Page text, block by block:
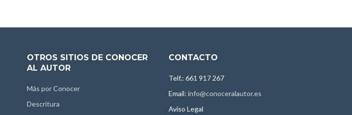
OTROS SITIOS DE CONOCER
AL AUTOR
Más por Conocer
Descritura
CONTACTO
Telf.: 661 917 267
Email: info@conoceralautor.es
Aviso Legal